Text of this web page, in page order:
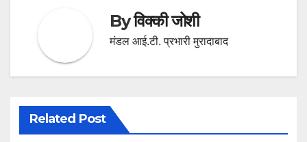
Byविक्की जोशी
मंडल आई.टी. प्रभारी मुरादाबाद
Related Post